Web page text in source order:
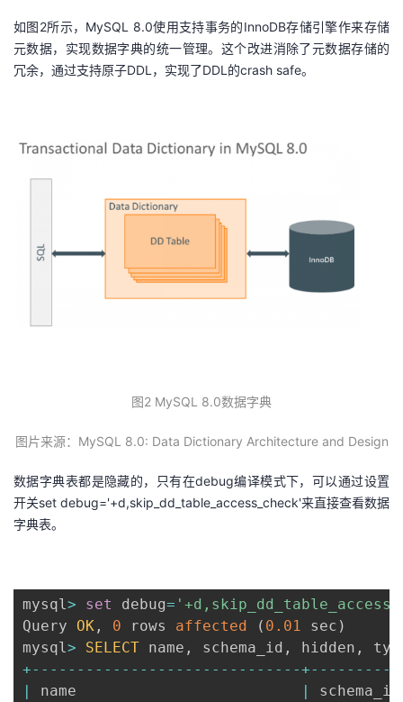
程
认
的
我
藏
支
声
如图2所示，MySQL 8.0使用支持事务的InnoDB存储引擎作来存储
元数据，实现数据字典的统一管理。这个改进消除了元数据存储的
冗余，通过支持原子DDL，实现了DDL的crash safe。
图2 MySQL 8.0数据字典
图片来源：MySQL 8.0: Data Dictionary Architecture and Design
数据字典表都是隐藏的，只有在debug编译模式下，可以通过设置
开关set debug='+d,skip_dd_table_access_check'来直接查看数据
字典表。
mysql> set debug=
Query OK , 0 rows affected ( 0.01 sec )
mysql> SELECT name , schema_id , hidden ,
+-- -- -- -- -- -- -- -- -- -- -- -- -- -- --+-- -- -- -- --
|
name |